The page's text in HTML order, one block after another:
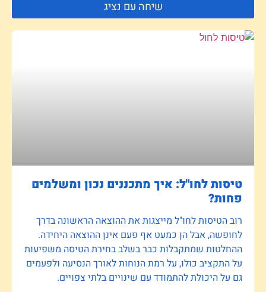
שיחה עם נציג
טיסות לחו"ל: איך מתכננים נכון ומשלמים
פחות?
רוב הטיסות לחו"ל מייצגות את ההוצאה הראשונה בדרך
לחופשה, אבל הן כמעט אף פעם אינן ההוצאה היחידה.
ההחלטות שמתקבלות כבר בשלב בחירת הטיסה משפיעות
על התקציב כולו, על רמת הנוחות לאורך הנסיעה ולפעמים
גם על היכולת להתמודד עם שינויים בלתי צפויים.